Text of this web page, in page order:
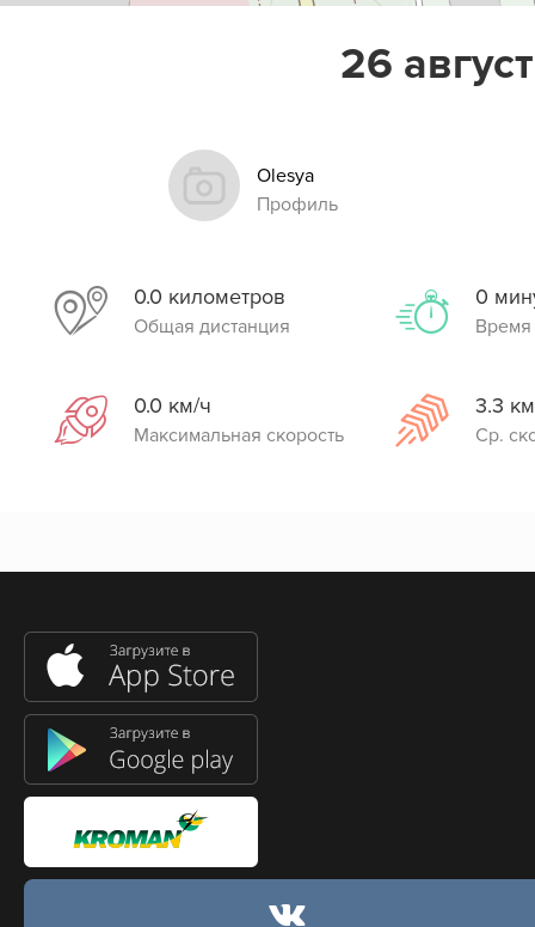
26
Olesya
Профиль
0.0 километров
Общая дистанция
0
0.0 км/ч
Максимальная скорость
3.3
Ср.